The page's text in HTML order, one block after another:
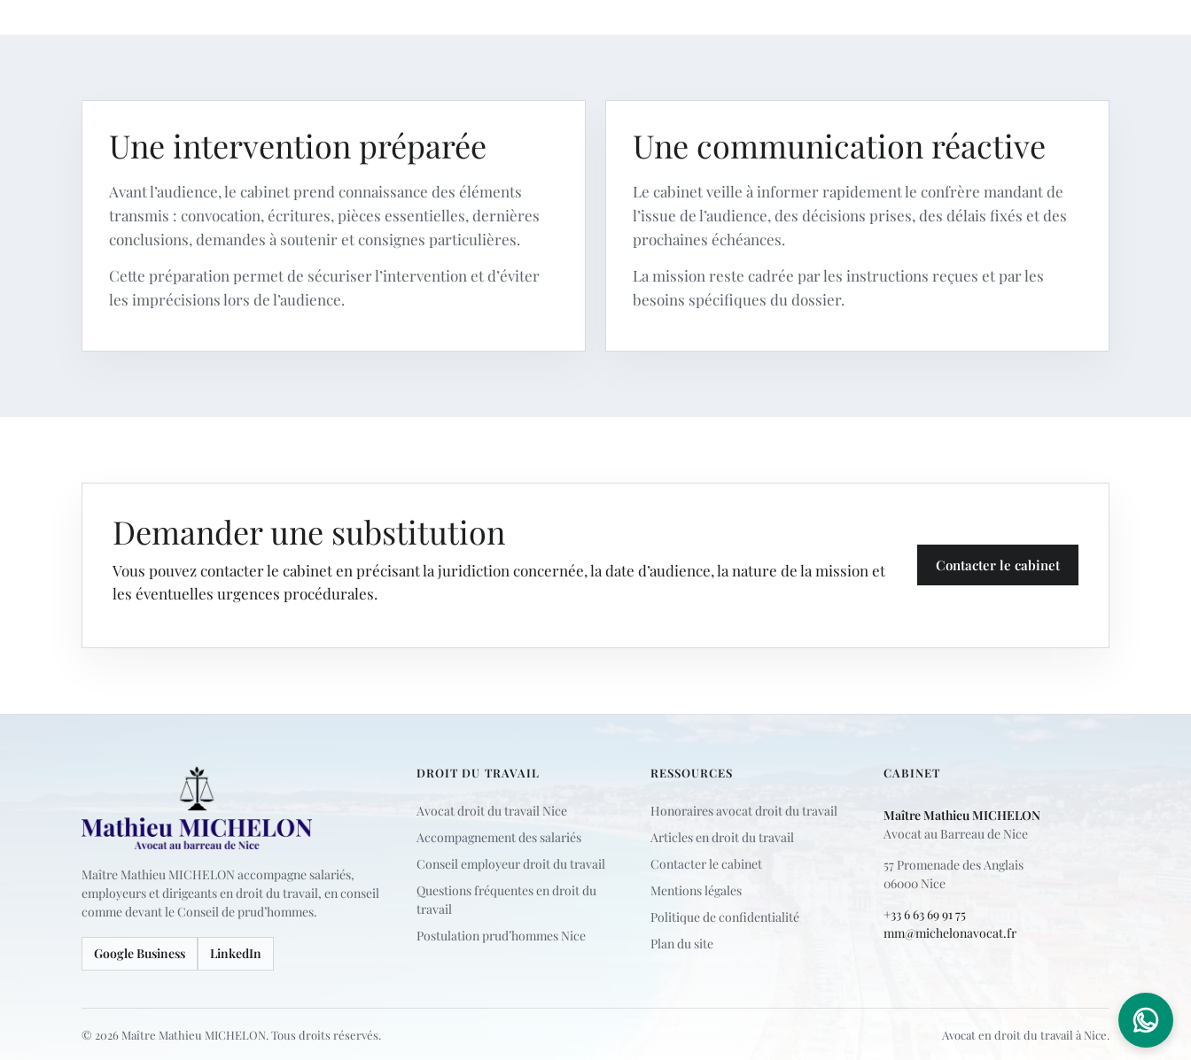
Une intervention préparée
Avant l’audience, le cabinet prend connaissance des éléments
transmis : convocation, écritures, pièces essentielles, dernières
conclusions, demandes à soutenir et consignes particulières.
Cette préparation permet de sécuriser l’intervention et d’éviter
les imprécisions lors de l’audience.
Une communication réactive
Le cabinet veille à informer rapidement le confrère mandant de
l’issue de l’audience, des décisions prises, des délais fixés et des
prochaines échéances.
La mission reste cadrée par les instructions reçues et par les
besoins spécifiques du dossier.
Demander une substitution
Vous pouvez contacter le cabinet en précisant la juridiction concernée, la date d’audience, la nature de la mission et
les éventuelles urgences procédurales.
Contacter le cabinet
Maître Mathieu MICHELON accompagne salariés,
employeurs et dirigeants en droit du travail, en conseil
comme devant le Conseil de prud’hommes.
Google Business LinkedIn
DROIT DU TRAVAIL
Avocat droit du travail Nice
Accompagnement des salariés
Conseil employeur droit du travail
Questions fréquentes en droit du
travail
Postulation prud’hommes Nice
RESSOURCES
Honoraires avocat droit du travail
Articles en droit du travail
Contacter le cabinet
Mentions légales
Politique de confidentialité
Plan du site
CABINET
Maître Mathieu MICHELON
Avocat au Barreau de Nice
57 Promenade des Anglais
06000 Nice
+33 6 63 69 91 75
mm@michelonavocat.fr
© 2026 Maître Mathieu MICHELON. Tous droits réservés. Avocat en droit du travail à Nice.